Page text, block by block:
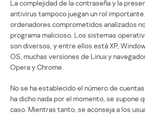
La complejidad de la contraseña y la
antivirus tampoco juegan un rol
ordenadores comprometidos analizados
programa malicioso. Los sistemas
son diversos, y entre ellos está XP,
OS, muchas versiones de Linux y
Opera y Chrome.
No se ha establecido el número de
ha dicho nada por el momento, se supone
caso. Mientras tanto, se aconseja a los